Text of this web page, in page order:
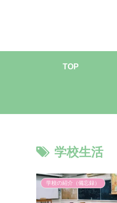
TOP
学校生活
学校の紹介（備忘録）